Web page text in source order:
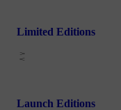
Limited Editions
Launch Editions